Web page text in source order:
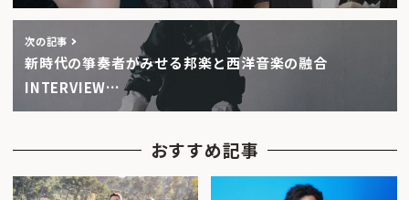
次の記事
新時代の箏奏者がみせる邦楽と西洋音楽の融合
INTERVIEW…
おすすめ記事